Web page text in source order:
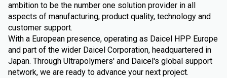
ambition to be the number one solution provider in all
aspects of manufacturing, product quality, technology and
customer support.
With a European presence, operating as Daicel HPP Europe
and part of the wider Daicel Corporation, headquartered in
Japan. Through Ultrapolymers' and Daicel's global support
network, we are ready to advance your next project.